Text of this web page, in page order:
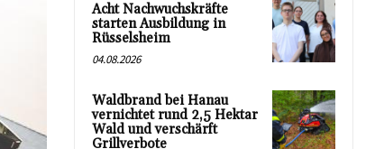
Acht Nachwuchskräfte
starten Ausbildung in
Rüsselsheim
04.08.2026
Waldbrand bei Hanau
vernichtet rund 2,5 Hektar
Wald und verschärft
Grillverbote